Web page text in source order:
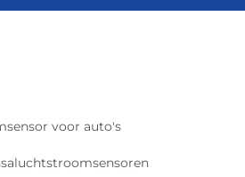
voor auto's